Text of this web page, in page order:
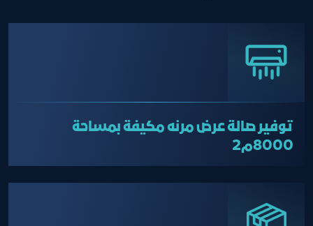
توفير صالة عرض مرنه مكيفة بمساحة
8000م2